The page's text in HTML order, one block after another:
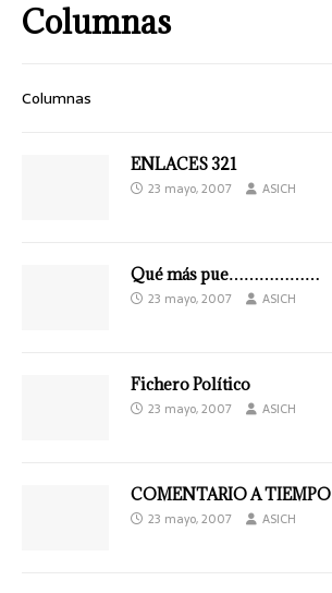
Columnas
Columnas
ENLACES 321
23 mayo, 2007 ASICH
Qué más pue………………
23 mayo, 2007 ASICH
Fichero Político
23 mayo, 2007 ASICH
COMENTARIO A TIEMPO
23 mayo, 2007 ASICH